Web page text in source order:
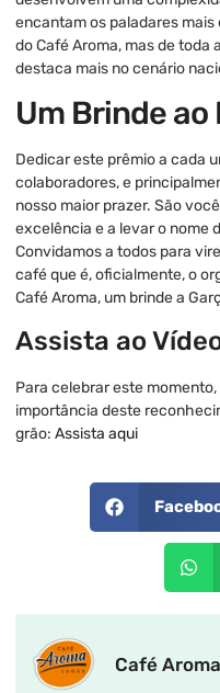
encantam os paladares
do Café Aroma, mas de toda
destaca mais no cenário
Um Brinde ao
Dedicar este prêmio a cada
colaboradores, e
nosso maior prazer. São
excelência e a levar o nome
Convidamos a todos para
café que é, oficialmente, o
Café Aroma, um brinde a
Assista ao
Para celebrar este
importância deste
grão: Assista aqui
Café Aroma